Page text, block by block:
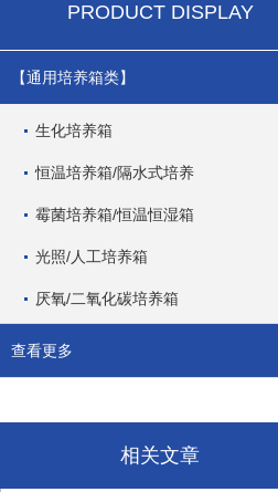
PRODUCT DISPLAY
【通用培养箱类】
生化培养箱
恒温培养箱/隔水式培养
霉菌培养箱/恒温恒湿箱
光照/人工培养箱
厌氧/二氧化碳培养箱
查看更多
相关文章